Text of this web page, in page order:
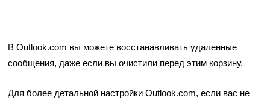
В Outlook.com вы можете восстанавливать удаленные
сообщения, даже если вы очистили перед этим корзину.
Для более детальной настройки Outlook.com, если вас не